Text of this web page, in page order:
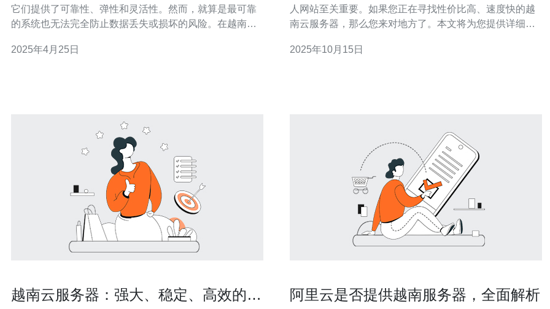
它们提供了可靠性、弹性和灵活性。然而，就算是最可靠
的系统也无法完全防止数据丢失或损坏的风险。在越南，
此，当数据丢失或损坏时，寻找一种快速和可靠的解决方
2025年4月25日
人网站至关重要。如果您正在寻找性价比高、速度快的越
南云服务器，那么您来对地方了。本文将为您提供详细的
案，从而提升您的网站性能。 第一步：了解越南云服务器
2025年10月15日
越南云服务器：强大、稳定、高效的选
阿里云是否提供越南服务器，全面解析